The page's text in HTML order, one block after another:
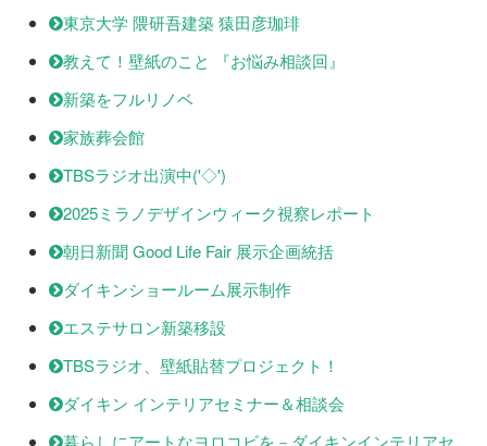
東京大学 隈研吾建築 猿田彦珈琲
教えて！壁紙のこと 『お悩み相談回』
新築をフルリノベ
家族葬会館
TBSラジオ出演中('◇')ゞ
2025ミラノデザインウィーク視察レポート
朝日新聞 Good Life Fair 展示企画統括
ダイキンショールーム展示制作
エステサロン新築移設
TBSラジオ、壁紙貼替プロジェクト！
ダイキン インテリアセミナー＆相談会